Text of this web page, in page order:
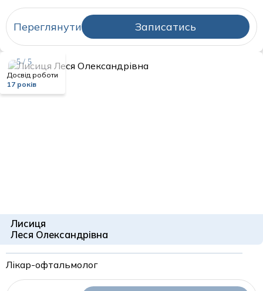
Переглянути Записатись
5 / 5
Досвід роботи
17 років
Лисиця
Леся Олександрівна
Лікар-офтальмолог